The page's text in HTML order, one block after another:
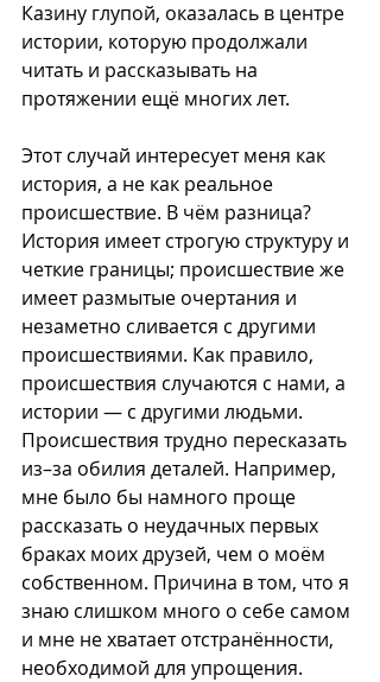
Казину глупой, оказалась в центре
истории, которую продолжали
читать и рассказывать на
протяжении ещё многих лет.
Этот случай интересует меня как
история, а не как реальное
происшествие. В чём разница?
История имеет строгую структуру и
четкие границы; происшествие же
имеет размытые очертания и
незаметно сливается с другими
происшествиями. Как правило,
происшествия случаются с нами, а
истории — с другими людьми.
Происшествия трудно пересказать
из–за обилия деталей. Например,
мне было бы намного проще
рассказать о неудачных первых
браках моих друзей, чем о моём
собственном. Причина в том, что я
знаю слишком много о себе самом
и мне не хватает отстранённости,
необходимой для упрощения.